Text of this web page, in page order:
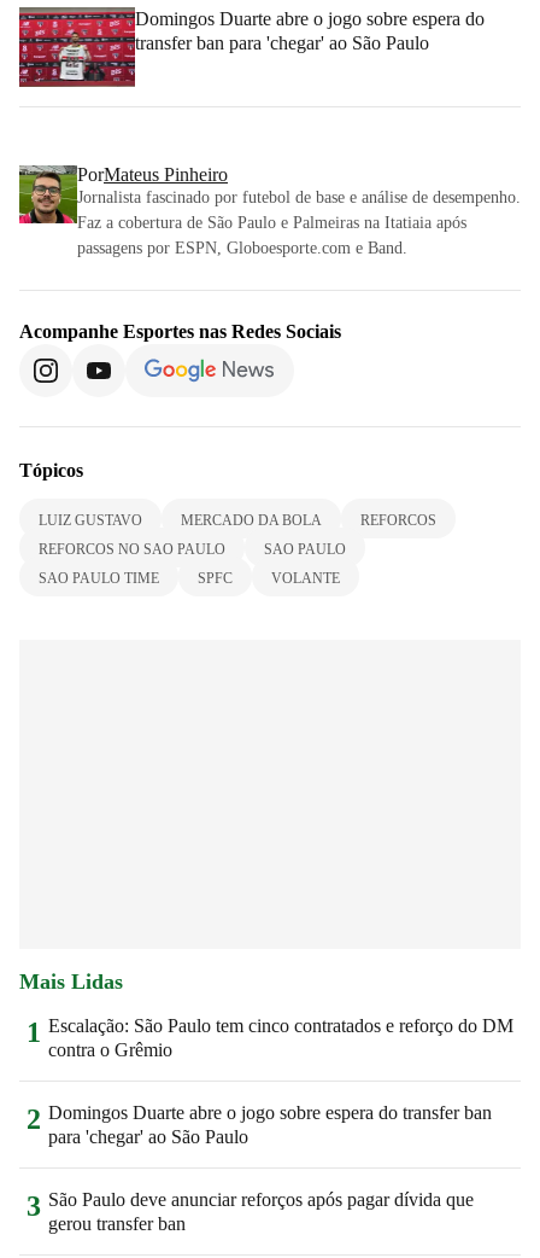
Domingos Duarte abre o jogo sobre espera do
transfer ban para 'chegar' ao São Paulo
PorMateus Pinheiro
Jornalista fascinado por futebol de base e análise de desempenho.
Faz a cobertura de São Paulo e Palmeiras na Itatiaia após
passagens por ESPN, Globoesporte.com e Band.
Acompanhe Esportes nas Redes Sociais
Tópicos
LUIZ GUSTAVO MERCADO DA BOLA
REFORCOS
REFORCOS NO SAO PAULO
SAO PAULO
SAO PAULO TIME
SPFC VOLANTE
Mais Lidas
1 Escalação: São Paulo tem cinco contratados e reforço do DM
contra o Grêmio
2 Domingos Duarte abre o jogo sobre espera do transfer ban
para 'chegar' ao São Paulo
3 São Paulo deve anunciar reforços após pagar dívida que
gerou transfer ban